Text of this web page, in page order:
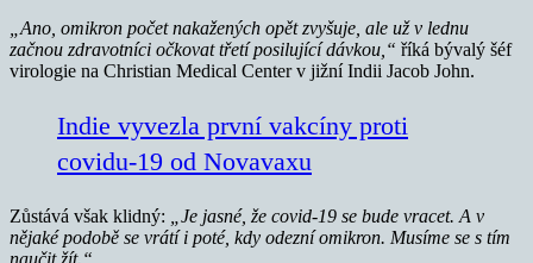
„Ano, omikron počet nakažených opět zvyšuje, ale už v lednu
začnou zdravotníci očkovat třetí posilující dávkou,“ říká bývalý šéf
virologie na Christian Medical Center v jižní Indii Jacob John.
Indie vyvezla první vakcíny proti
covidu-19 od Novavaxu
Zůstává však klidný: „Je jasné, že covid-19 se bude vracet. A v
nějaké podobě se vrátí i poté, kdy odezní omikron. Musíme se s tím
naučit žít.“